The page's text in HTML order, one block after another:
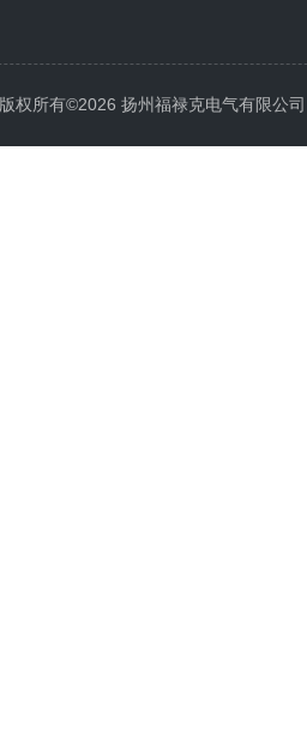
版权所有©2026 扬州福禄克电气有限公